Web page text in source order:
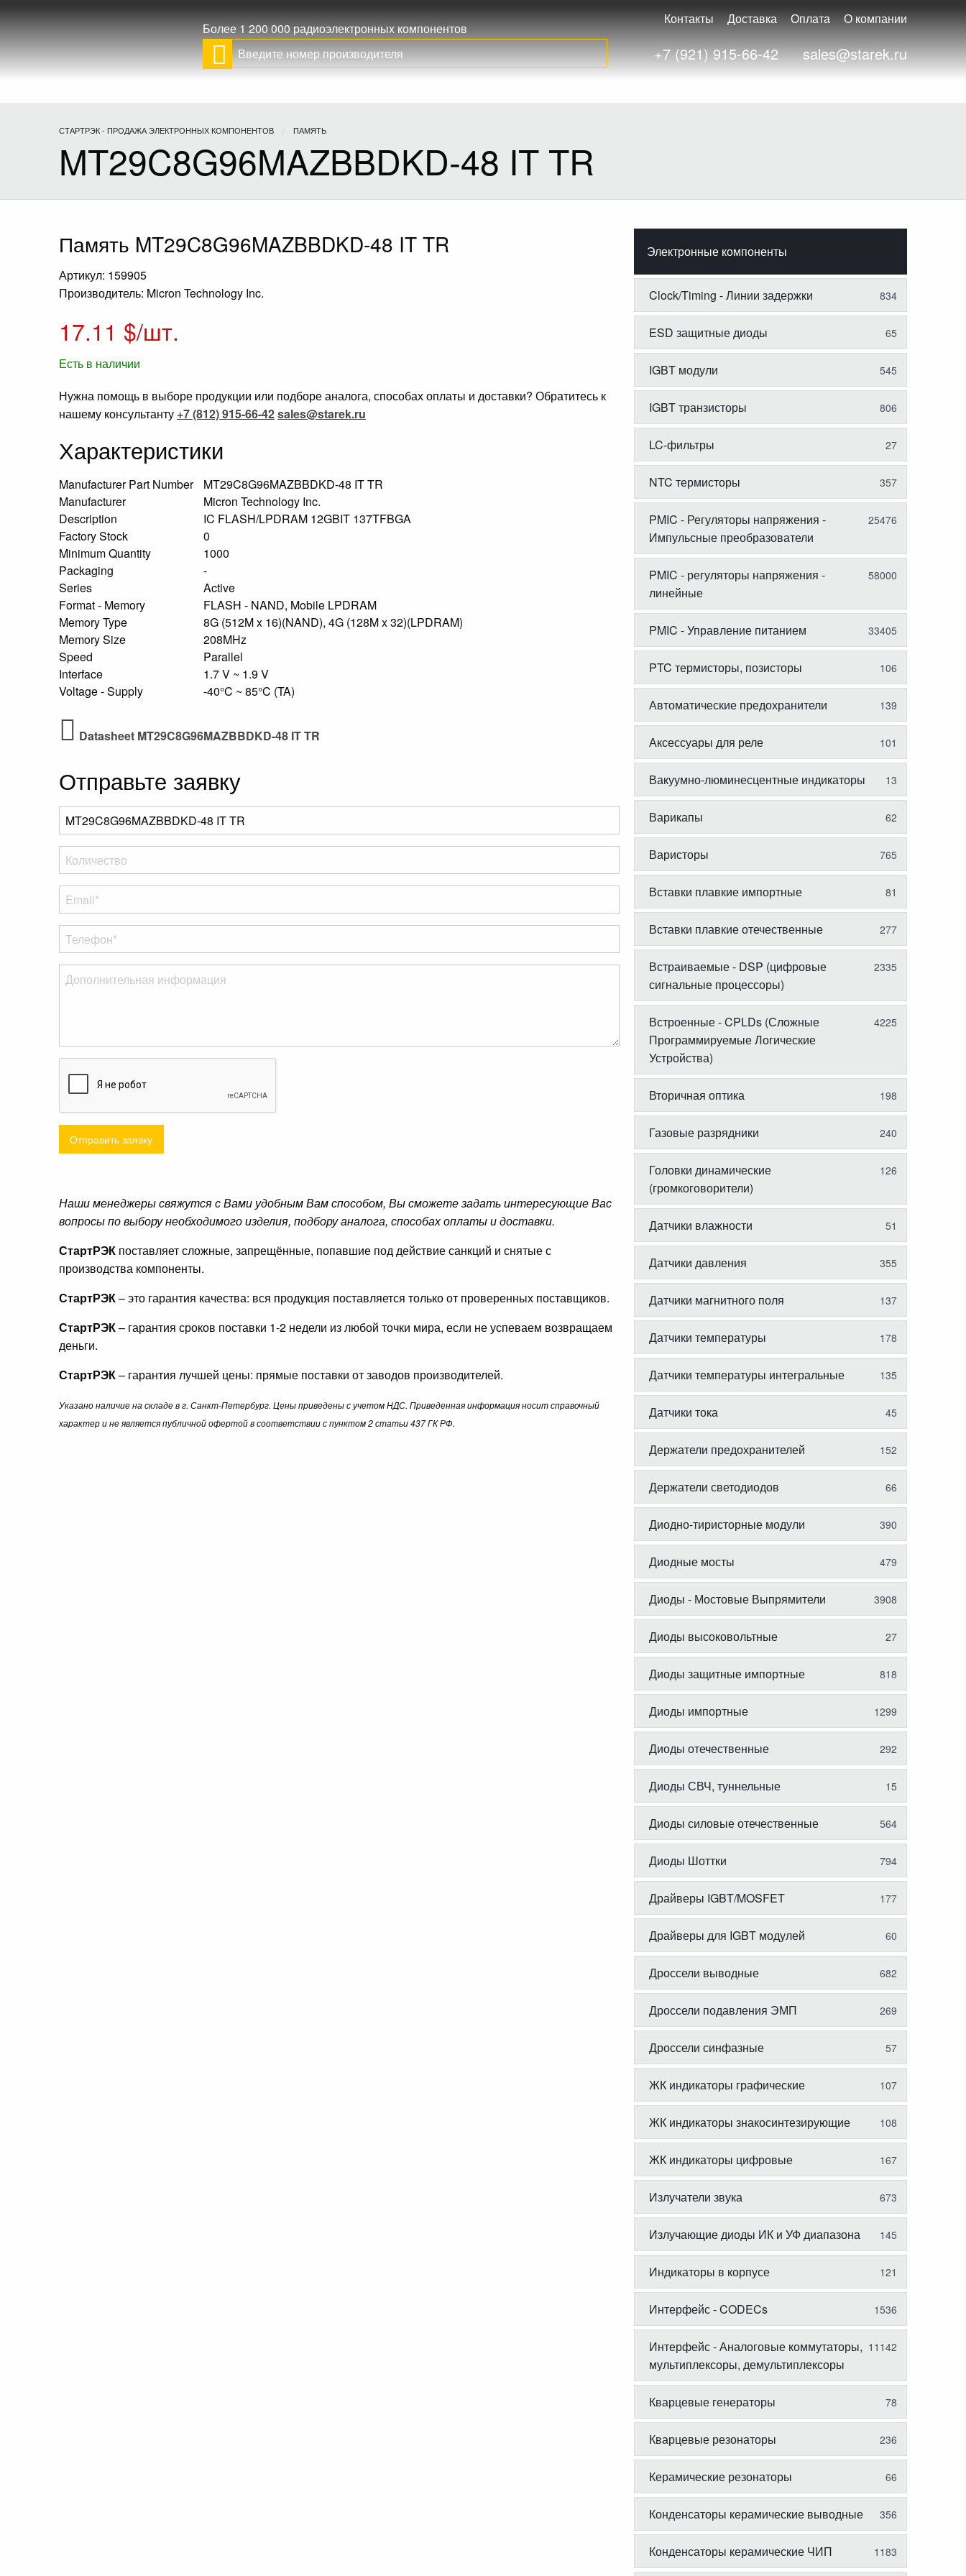
Более 1 200 000 радиоэлектронных компонентов
Контакты Доставка Оплата О компании
+7 (921) 915-66-42 sales@starek.ru
СТАРТРЭК - ПРОДАЖА ЭЛЕКТРОННЫХ КОМПОНЕНТОВ ПАМЯТЬ
MT29C8G96MAZBBDKD-48 IT TR
Память MT29C8G96MAZBBDKD-48 IT TR
Артикул: 159905
Производитель: Micron Technology Inc.
17.11 $/шт.
Есть в наличии
Нужна помощь в выборе продукции или подборе аналога, способах оплаты и доставки? Обратитесь к
нашему консультанту +7 (812) 915-66-42sales@starek.ru
Характеристики
Manufacturer Part Number
MT29C8G96MAZBBDKD-48 IT TR
Manufacturer
Micron Technology Inc.
Description
IC FLASH/LPDRAM 12GBIT 137TFBGA
Factory Stock
0
Minimum Quantity
1000
Packaging
-
Series
Active
Format - Memory
FLASH - NAND, Mobile LPDRAM
Memory Type
8G (512M x 16)(NAND), 4G (128M x 32)(LPDRAM)
Memory Size
208MHz
Speed
Parallel
Interface
1.7 V ~ 1.9 V
Voltage - Supply
-40°C ~ 85°C (TA)
Datasheet MT29C8G96MAZBBDKD-48 IT TR
Отправьте заявку
Отправить заявку
Наши менеджеры свяжутся с Вами удобным Вам способом, Вы сможете задать интересующие Вас
вопросы по выбору необходимого изделия, подбору аналога, способах оплаты и доставки.
СтартРЭК поставляет сложные, запрещённые, попавшие под действие санкций и снятые с
производства компоненты.
СтартРЭК– это гарантия качества: вся продукция поставляется только от проверенных поставщиков.
СтартРЭК– гарантия сроков поставки 1-2 недели из любой точки мира, если не успеваем возвращаем
деньги.
СтартРЭК– гарантия лучшей цены: прямые поставки от заводов производителей.
Указано наличие на складе в г. Санкт-Петербург. Цены приведены с учетом НДС. Приведенная информация носит справочный
характер и не является публичной офертой в соответствии с пунктом 2 статьи 437 ГК РФ.
Электронные компоненты
Clock/Timing - Линии задержки 834
ESD защитные диоды 65
IGBT модули 545
IGBT транзисторы 806
LC-фильтры 27
NTC термисторы 357
PMIC - Регуляторы напряжения -
Импульсные преобразователи
25476
PMIC - регуляторы напряжения -
линейные
58000
PMIC - Управление питанием 33405
PTC термисторы, позисторы 106
Автоматические предохранители 139
Аксессуары для реле 101
Вакуумно-люминесцентные индикаторы 13
Варикапы 62
Варисторы 765
Вставки плавкие импортные 81
Вставки плавкие отечественные 277
Встраиваемые - DSP (цифровые
сигнальные процессоры)
2335
Встроенные - CPLDs (Сложные
Программируемые Логические
Устройства)
4225
Вторичная оптика 198
Газовые разрядники 240
Головки динамические
(громкоговорители)
126
Датчики влажности 51
Датчики давления 355
Датчики магнитного поля 137
Датчики температуры 178
Датчики температуры интегральные 135
Датчики тока 45
Держатели предохранителей 152
Держатели светодиодов 66
Диодно-тиристорные модули 390
Диодные мосты 479
Диоды - Мостовые Выпрямители 3908
Диоды высоковольтные 27
Диоды защитные импортные 818
Диоды импортные 1299
Диоды отечественные 292
Диоды СВЧ, туннельные 15
Диоды силовые отечественные 564
Диоды Шоттки 794
Драйверы IGBT/MOSFET 177
Драйверы для IGBT модулей 60
Дроссели выводные 682
Дроссели подавления ЭМП 269
Дроссели синфазные 57
ЖК индикаторы графические 107
ЖК индикаторы знакосинтезирующие 108
ЖК индикаторы цифровые 167
Излучатели звука 673
Излучающие диоды ИК и УФ диапазона 145
Индикаторы в корпусе 121
Интерфейс - CODECs 1536
Интерфейс - Аналоговые коммутаторы,
мультиплексоры, демультиплексоры
11142
Кварцевые генераторы 78
Кварцевые резонаторы 236
Керамические резонаторы 66
Конденсаторы керамические выводные 356
Конденсаторы керамические ЧИП 1183